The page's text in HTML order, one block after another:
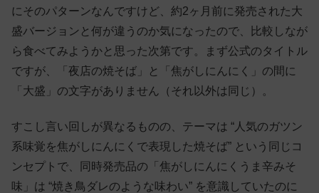
にそのパターンなんですけど、約2ヶ月前に発売された大
盛バージョンと何が違うのか気になったので、比較しなが
ら食べてみようかと思った次第です。まず公式のタイトル
ですが、「夜店の焼そば」と「焦がしにんにく」の間に
「大盛」の文字がありません（それ以外は同じ）。
すこし言い回しが異なるものの、テーマは “人気のガツン
系味覚を焦がしにんにくで表現した焼そば” という同じコ
ンセプトで、同時発売品の「焦がしにんにくうま辛みそ
味」は “焼き鳥ダレのような味わい” を意識していたのに